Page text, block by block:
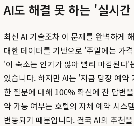
AI도 해결 못 하는 '실시
최신 AI 기술조차 이 문제를 완벽하게
대한 데이터를 기반으로 '주말에는 가
'이 숙소는 인기가 많아 빨리 마감된다'
있습니다. 하지만 AI는 '지금 당장 예약
한 질문에 대해 100% 확신에 찬 답변
약 가능 여부는 호텔의 자체 예약 시스
변동되기 때문입니다. 결국 AI의 추천